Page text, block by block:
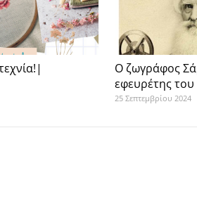
Ο ζωγράφος
εφευρέτης
25 Σεπτεμβρίου 2024